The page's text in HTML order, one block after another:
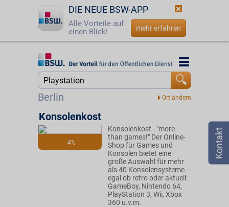
DIE NEUE BSW-APP
Alle Vorteile auf
einen Blick!
mehr erfahren
Startseite
Jetzt BSW-Mitglied werden
☎ 0800 - 279 25 82
Berlin
Startseite
4%
Konsolenkost
Konsolenkost - "more
than games!" Der Online-
Shop für Games und
Konsolen bietet eine
große Auswahl für mehr
als 40 Konsolensysteme -
egal ob retro oder aktuell:
GameBoy, Nintendo 64,
PlayStation 3, Wii, Xbox
360 u.v.m.